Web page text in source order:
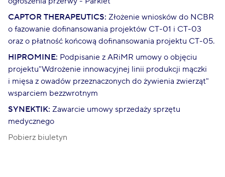
CAPTOR THERAPEUTICS: Złożenie wniosków do NCBR
o fazowanie dofinansowania projektów CT-01 i CT-03
oraz o płatność końcową dofinansowania projektu CT-05.
HIPROMINE: Podpisanie z ARiMR umowy o objęciu
projektu"Wdrożenie innowacyjnej linii produkcji mączki
i mięsa z owadów przeznaczonych do żywienia zwierząt"
wsparciem bezzwrotnym
SYNEKTIK: Zawarcie umowy sprzedaży sprzętu
medycznego
Pobierz biuletyn